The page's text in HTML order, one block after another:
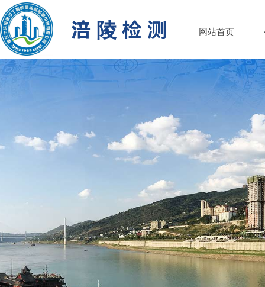
网站首页
涪 陵 检 测